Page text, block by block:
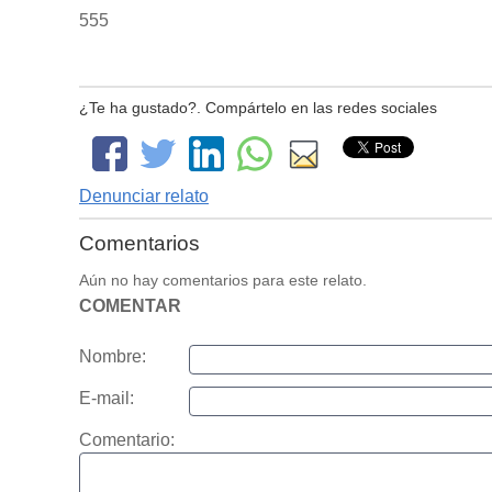
555
¿Te ha gustado?. Compártelo en las redes sociales
Denunciar relato
Comentarios
Aún no hay comentarios para este relato.
COMENTAR
Nombre:
E-mail:
Comentario: